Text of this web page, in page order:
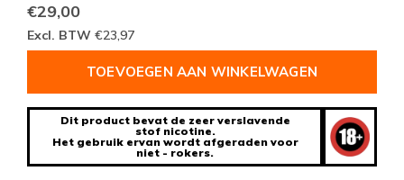
€29,00
Excl. BTW €23,97
TOEVOEGEN AAN WINKELWAGEN
Dit product bevat de zeer verslavende
stof nicotine.
Het gebruik ervan wordt afgeraden voor
niet - rokers.